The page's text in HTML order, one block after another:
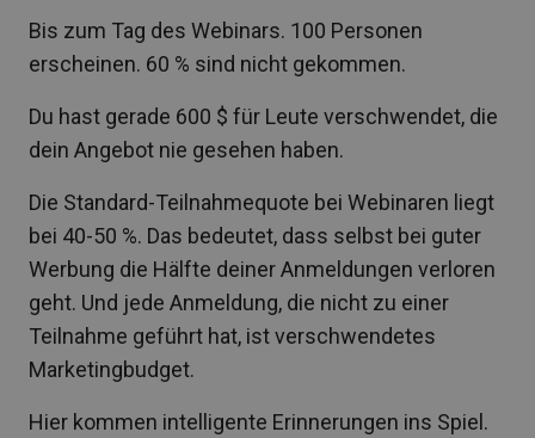
Bis zum Tag des Webinars. 100 Personen
erscheinen. 60 % sind nicht gekommen.
Du hast gerade 600 $ für Leute verschwendet, die
dein Angebot nie gesehen haben.
Die Standard-Teilnahmequote bei Webinaren liegt
bei 40-50 %. Das bedeutet, dass selbst bei guter
Werbung die Hälfte deiner Anmeldungen verloren
geht. Und jede Anmeldung, die nicht zu einer
Teilnahme geführt hat, ist verschwendetes
Marketingbudget.
Hier kommen intelligente Erinnerungen ins Spiel.